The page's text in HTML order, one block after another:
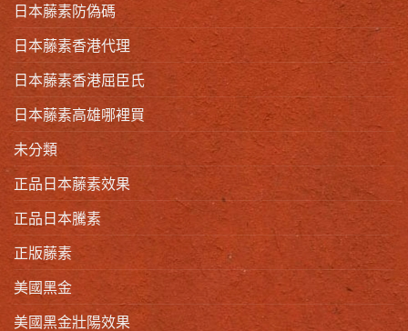
日本藤素防偽碼
日本藤素香港代理
日本藤素香港屈臣氏
日本藤素高雄哪裡買
未分類
正品日本藤素效果
正品日本騰素
正版藤素
美國黑金
美國黑金壯陽效果